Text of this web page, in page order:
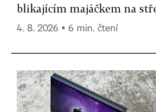
blikajícím majáčkem na
4. 8. 2026 ▪ 6 min. čtení